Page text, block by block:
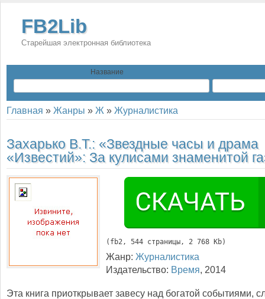
FB2Lib
Старейшая электронная библиотека
Название
Главная » Жанры » Ж » Журналистика
Захарько В.Т.: «Звездные часы и драма
«Известий»: За кулисами знаменитой
( fb2, 544 страницы, 2 768 Kb)
Жанр: Журналистика
Издательство: Время, 2014
Эта книга приоткрывает завесу над богатой событиями,